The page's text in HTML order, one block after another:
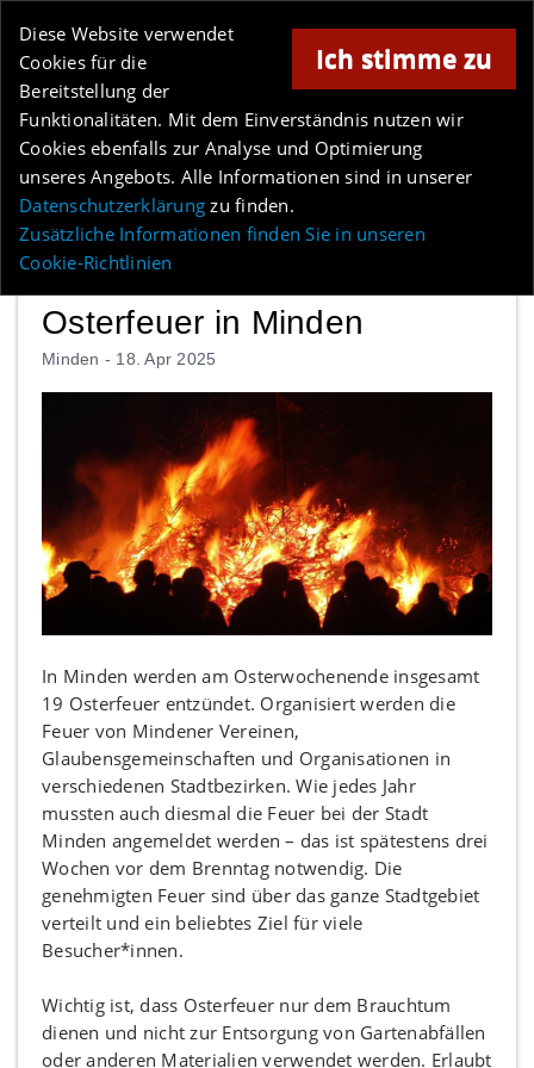
Online-Magazin für Minden und Umgebung
Ich stimme zu
Diese Website verwendet
Cookies für die
Bereitstellung der
Funktionalitäten. Mit dem Einverständnis nutzen wir
Cookies ebenfalls zur Analyse und Optimierung
unseres Angebots. Alle Informationen sind in unserer
Datenschutzerklärung zu finden.
Zusätzliche Informationen finden Sie in unseren
Cookie-Richtlinien
Anzeige
MENÜ
Osterfeuer in Minden
Minden - 18. Apr 2025
In Minden werden am Osterwochenende insgesamt
19 Osterfeuer entzündet. Organisiert werden die
Feuer von Mindener Vereinen,
Glaubensgemeinschaften und Organisationen in
verschiedenen Stadtbezirken. Wie jedes Jahr
mussten auch diesmal die Feuer bei der Stadt
Minden angemeldet werden – das ist spätestens drei
Wochen vor dem Brenntag notwendig. Die
genehmigten Feuer sind über das ganze Stadtgebiet
verteilt und ein beliebtes Ziel für viele
Besucher*innen.
Wichtig ist, dass Osterfeuer nur dem Brauchtum
dienen und nicht zur Entsorgung von Gartenabfällen
oder anderen Materialien verwendet werden. Erlaubt